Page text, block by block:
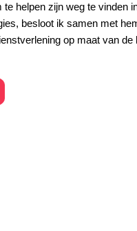
helpen zijn weg te vinden
besloot ik samen met
op maat van